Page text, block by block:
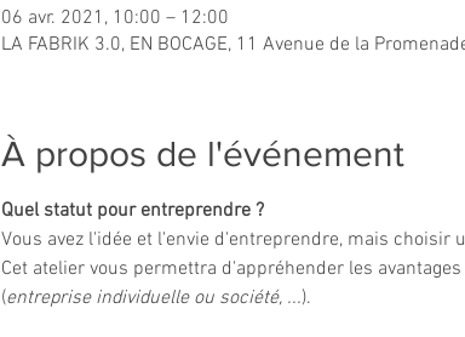
06 avr. 2021, 10:00 – 12:00
LA FABRIK 3.0, EN BOCAGE, 11 Avenue de la
À propos de l'événement
Quel statut pour entreprendre ?
Vous avez l'idée et l'envie d'entreprendre, mais
Cet atelier vous permettra d'appréhender les
(entreprise individuelle ou société, ...).